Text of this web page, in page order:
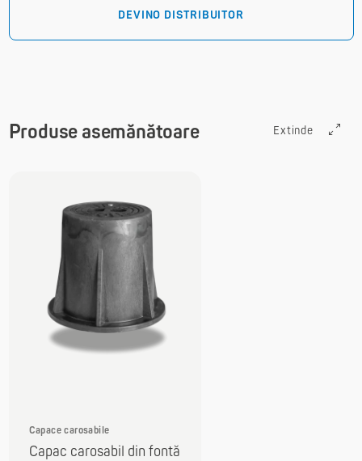
DEVINO DISTRIBUITOR
Produse asemănătoare Extinde
Capace carosabile
Capac carosabil din fontă